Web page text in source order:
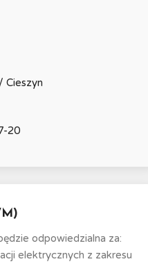
Cieszyn
20
odpowiedzialna za:
elektrycznych z zakresu